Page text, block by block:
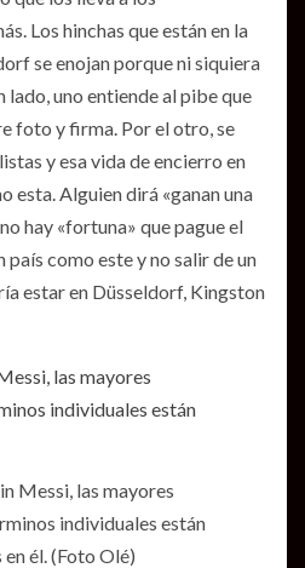
Los hinchas que están en la
se enojan porque ni siquiera
lado, uno entiende al pibe que
foto y firma. Por el otro, se
y esa vida de encierro en
esta. Alguien dirá «ganan una
hay «fortuna» que pague el
país como este y no salir de un
estar en Düsseldorf, Kingston
Messi, las mayores
individuales están
en él. (Foto Olé)